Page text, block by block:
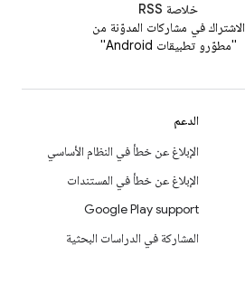
خلاصة RSS
الاشتراك في مشاركات المدوّنة من
"مطوّرو تطبيقات Android"
الدعم
الإبلاغ عن خطأ في النظام الأساسي
الإبلاغ عن خطأ في المستندات
Google Play support
المشاركة في الدراسات البحثية